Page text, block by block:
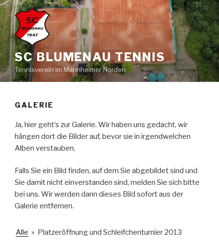
Zum
Inhalt
springen
SC BLUMENAU TENNIS
Tennisverein im Mannheimer Norden
GALERIE
Ja, hier geht’s zur Galerie. Wir haben uns gedacht, wir
hängen dort die Bilder auf, bevor sie in irgendwelchen
Alben verstauben.
Falls Sie ein Bild finden, auf dem Sie abgebildet sind und
Sie damit nicht einverstanden sind, melden Sie sich bitte
bei uns. Wir werden dann dieses Bild sofort aus der
Galerie entfernen.
Alle » Platzeröffnung und Schleifchenturnier 2013